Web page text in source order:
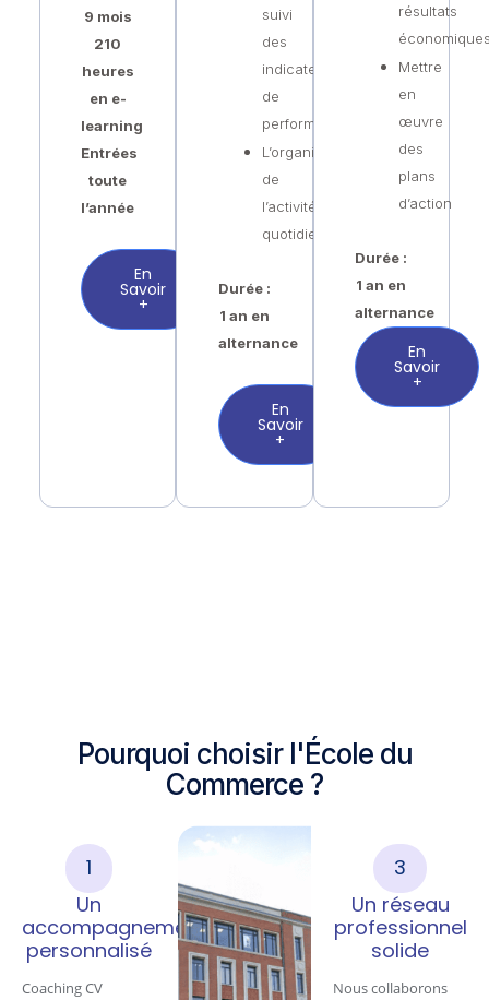
9 mois
210
heures
en e-
learning
Entrées
toute
l’année
En
Savoir
+
suivi
des
indicateurs
de
performance
L’organisation
de
l’activité
quotidienne
Durée :
1 an en
alternance
En
Savoir
+
résultats
Mettre
en
œuvre
des
plans
d’action
Durée :
1 an en
alternance
En
Savoir
+
Pourquoi choisir l'École du
Commerce ?
1
Un
accompagnement
personnalisé
Coaching CV
3
Un réseau
professionnel
solide
Nous collaborons